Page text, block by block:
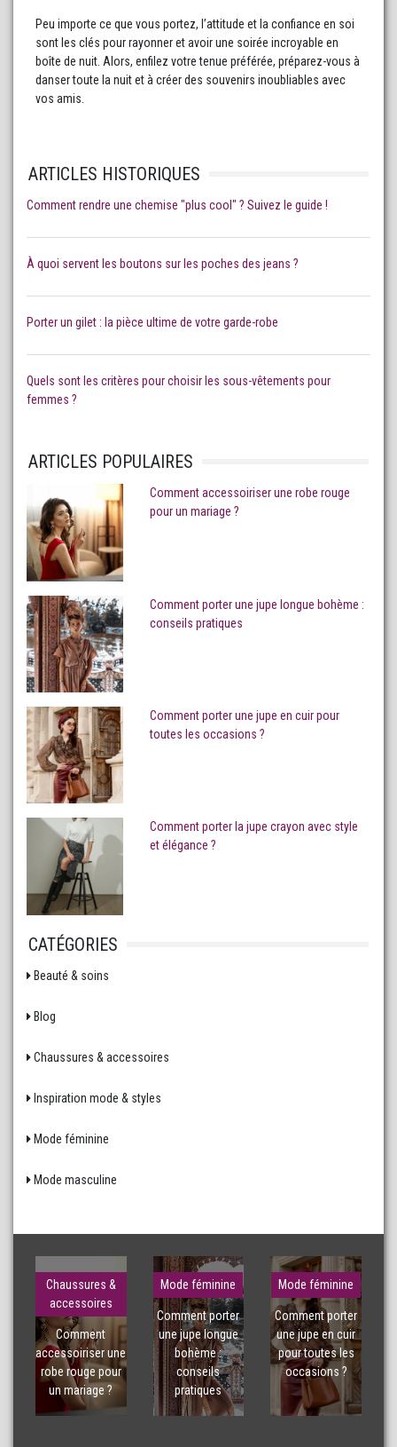
Peu importe ce que vous portez, l’attitude et la confiance en soi
sont les clés pour rayonner et avoir une soirée incroyable en
boîte de nuit. Alors, enfilez votre tenue préférée, préparez-vous à
danser toute la nuit et à créer des souvenirs inoubliables avec
vos amis.
ARTICLES HISTORIQUES
Comment rendre une chemise "plus cool" ? Suivez le guide !
À quoi servent les boutons sur les poches des jeans ?
Porter un gilet : la pièce ultime de votre garde-robe
Quels sont les critères pour choisir les sous-vêtements pour
femmes ?
ARTICLES POPULAIRES
Comment accessoiriser une robe rouge
pour un mariage ?
Comment porter une jupe longue bohème :
conseils pratiques
Comment porter une jupe en cuir pour
toutes les occasions ?
Comment porter la jupe crayon avec style
et élégance ?
CATÉGORIES
Beauté & soins
Blog
Chaussures & accessoires
Inspiration mode & styles
Mode féminine
Mode masculine
Chaussures &
accessoires
Comment
accessoiriser une
robe rouge pour
un mariage ?
Mode féminine
Comment porter
une jupe longue
bohème :
conseils
pratiques
Mode féminine
Comment porter
une jupe en cuir
pour toutes les
occasions ?